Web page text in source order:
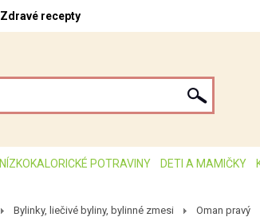
Zdravé recepty
NÍZKOKALORICKÉ POTRAVINY DETI A MAMIČKY
Bylinky, liečivé byliny, bylinné zmesi Oman pravý